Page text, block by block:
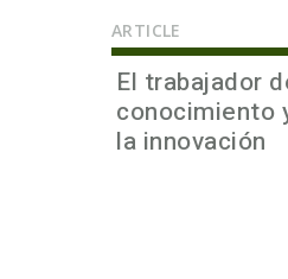
ARTICLE
El trabajador
conocimiento
la innovación